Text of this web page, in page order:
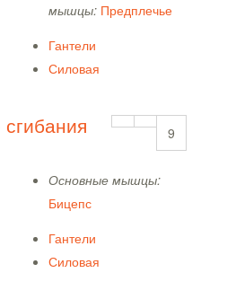
мышцы: Предплечье
Гантели
Силовая
9
Основные мышцы:
Бицепс
Гантели
Силовая